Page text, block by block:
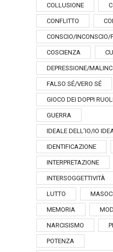
COLLUSIONE
CONFLITTO
CONSCIO/INCONSCIO/
COSCIENZA
DEPRESSIONE/
FALSO SÉ/VERO SÉ
GIOCO DEI DOPPI RUOLI
GUERRA
IDEALE DELL’IO/IO
IDENTIFICAZIONE
INTERPRETAZIONE
INTERSOGGETTIVITÀ
LUTTO
MEMORIA
NARCISISMO
POTENZA